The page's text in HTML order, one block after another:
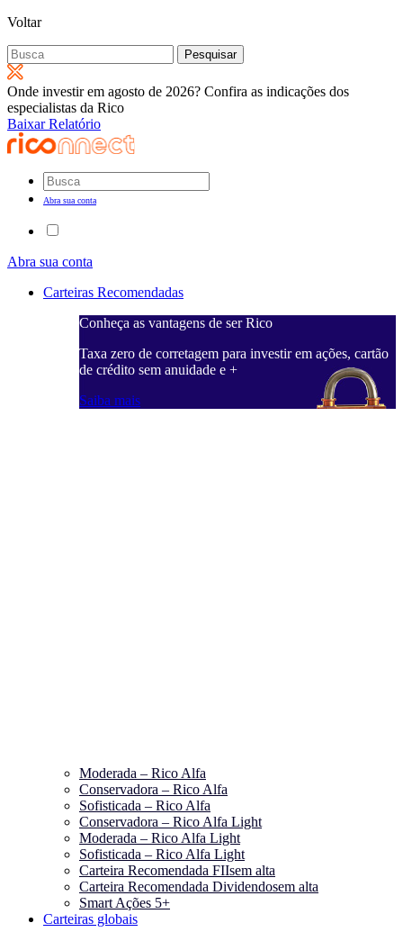
Voltar
Pesquisar
por:
Onde investir em agosto de 2026? Confira as indicações dos
especialistas da Rico
Baixar Relatório
Abra sua conta
Abra sua conta
Carteiras Recomendadas
Conheça as vantagens de ser Rico
Taxa zero de corretagem para investir em ações, cartão
de crédito sem anuidade e +
Saiba mais
Moderada – Rico Alfa
Conservadora – Rico Alfa
Sofisticada – Rico Alfa
Conservadora – Rico Alfa Light
Moderada – Rico Alfa Light
Sofisticada – Rico Alfa Light
Carteira Recomendada FIIsem alta
Carteira Recomendada Dividendosem alta
Smart Ações 5+
Carteiras globais